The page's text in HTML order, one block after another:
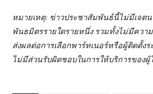
หมายเหตุ: ข่าวประชาสัมพันธ์นี้ไม่มีเจต
พันธมิตรรายใดรายหนึ่ง รวมทั้งไม่มีคว
ส่งผลต่อการเลือกพาร์ทเนอร์หรือผู้ติดตั้ง
ไม่มีส่วนรับผิดชอบในการให้บริการของผู้